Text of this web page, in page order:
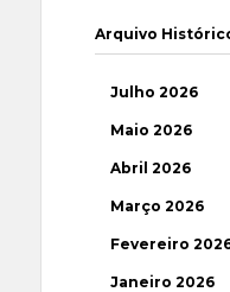
Arquivo
Julho 2026
Maio 2026
Abril 2026
Março 2026
Fevereiro
Janeiro 2026